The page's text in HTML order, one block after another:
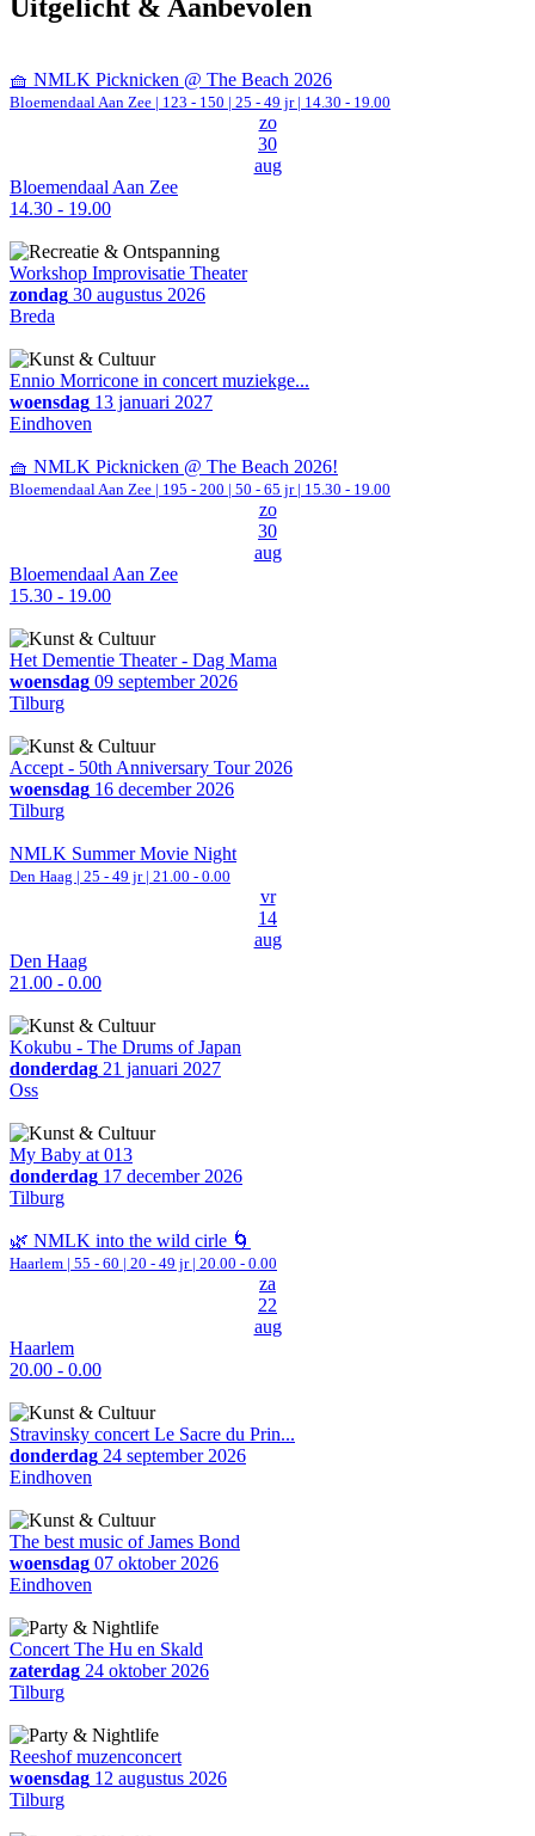
Uitgelicht & Aanbevolen
🧺 NMLK Picknicken @ The Beach 2026
Bloemendaal Aan Zee | 123 - 150 | 25 - 49 jr | 14.30 - 19.00
zo
30
aug
Bloemendaal Aan Zee
14.30 - 19.00
Workshop Improvisatie Theater
zondag 30 augustus 2026
Breda
Ennio Morricone in concert muziekge...
woensdag 13 januari 2027
Eindhoven
🧺 NMLK Picknicken @ The Beach 2026!
Bloemendaal Aan Zee | 195 - 200 | 50 - 65 jr | 15.30 - 19.00
zo
30
aug
Bloemendaal Aan Zee
15.30 - 19.00
Het Dementie Theater - Dag Mama
woensdag 09 september 2026
Tilburg
Accept - 50th Anniversary Tour 2026
woensdag 16 december 2026
Tilburg
NMLK Summer Movie Night
Den Haag | 25 - 49 jr | 21.00 - 0.00
vr
14
aug
Den Haag
21.00 - 0.00
Kokubu - The Drums of Japan
donderdag 21 januari 2027
Oss
My Baby at 013
donderdag 17 december 2026
Tilburg
🌿 NMLK into the wild cirle 🌀
Haarlem | 55 - 60 | 20 - 49 jr | 20.00 - 0.00
za
22
aug
Haarlem
20.00 - 0.00
Stravinsky concert Le Sacre du Prin...
donderdag 24 september 2026
Eindhoven
The best music of James Bond
woensdag 07 oktober 2026
Eindhoven
Concert The Hu en Skald
zaterdag 24 oktober 2026
Tilburg
Reeshof muzenconcert
woensdag 12 augustus 2026
Tilburg